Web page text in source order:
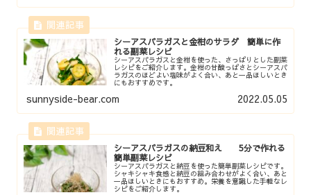
シーアスパラガスと金柑のサラダ 簡単に作
れる副菜レシピ
シーアスパラガスと金柑を使った、さっぱりとした副菜
レシピをご紹介します。金柑の甘酸っぱさとシーアスパ
ラガスのほどよい塩味がよく合い、あと一品ほしいとき
にもおすすめです。
sunnyside-bear.com 2022.05.05
シーアスパラガスの納豆和え 5分で作れる
簡単副菜レシピ
シーアスパラガスと納豆を使った簡単副菜レシピです。
シャキシャキ食感と納豆の組み合わせがよく合い、あと
一品ほしいときにもおすすめ。栄養を意識した手軽なレ
シピをご紹介します。